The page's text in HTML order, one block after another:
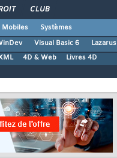
CLUB
Mobiles
Systèmes
Visual Basic 6 Lazarus
4D & Web Livres 4D